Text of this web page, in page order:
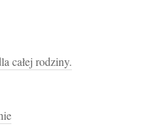
całej rodziny.